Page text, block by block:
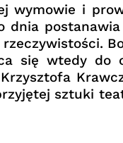
wymowie i
dnia
się wtedy do
sztuki